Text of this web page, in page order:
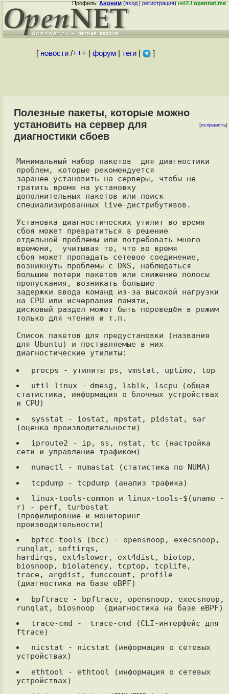
Профиль:Аноним(вход|регистрация)неRUopennet.me
[ новости/+++ форум| теги| ]
Полезные пакеты, которые можно
установить на сервер для
диагностики сбоев
[исправить]
Минимальный набор пакетов  для диагностики
проблем, которые рекомендуется
заранее установить на серверы, чтобы не
тратить время на установку
дополнительных пакетов или поиск
специализированных live-дистрибутивов.
Установка диагностических утилит во время
сбоя может превратиться в решение
отдельной проблемы или потребовать много
времени,  учитывая то, что во время
сбоя может пропадать сетевое соединение,
возникнуть проблемы с DNS, наблюдаться
большие потери пакетов или снижение полосы
пропускания, возникать большие
задержки ввода команд из-за высокой нагрузки
на CPU или исчерпания памяти,
дисковый раздел может быть переведён в режим
только для чтения и т.п.
Список пакетов для предустановки (названия
для Ubuntu) и поставляемые в них
диагностические утилиты:
util-linux -	dmesg, lsblk, lscpu (общая
статистика, информация о блочных устройствах
sysstat - iostat, mpstat, pidstat, sar
iproute2 - ip, ss, nstat, tc (настройка
linux-tools-common и linux-tools-$(uname -
r) - perf, turbostat
(профилировние и мониторинг
bpfcc-tools (bcc) - opensnoop, execsnoop,
runqlat, softirqs,
hardirqs, ext4slower, ext4dist, biotop,
biosnoop, biolatency, tcptop, tcplife,
trace, argdist, funccount, profile
bpftrace - bpftrace, opensnoop, execsnoop,
trace-cmd - 	trace-cmd (CLI-интерфейс для
nicstat - nicstat (информация о сетевых
ethtool - ethtool (информация о сетевых